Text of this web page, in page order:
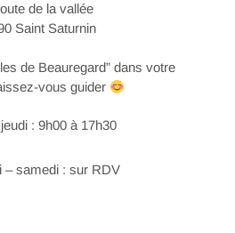
de la vallée
Saint Saturnin
de Beauregard” dans votre
vous guider
: 9h00 à 17h30
– samedi : sur RDV